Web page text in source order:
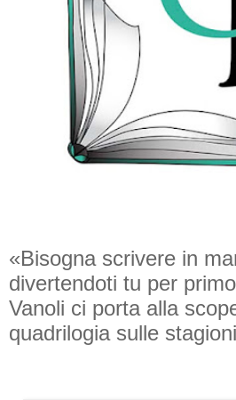
«Bisogna scrivere in
divertendoti tu per
Vanoli ci porta alla
quadrilogia sulle stagioni